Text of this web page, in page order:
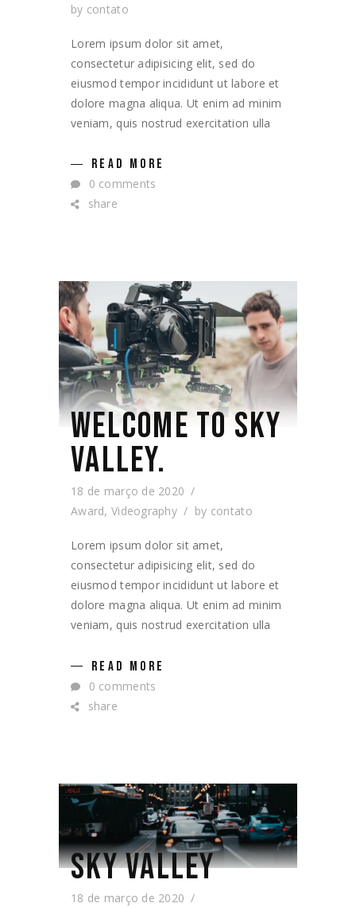
by contato
Lorem ipsum dolor sit amet,
consectetur adipisicing elit, sed do
eiusmod tempor incididunt ut labore et
dolore magna aliqua. Ut enim ad minim
veniam, quis nostrud exercitation ulla
READ MORE
0 comments
share
WELCOME TO SKY
VALLEY.
18 de março de 2020
Award, Videography by contato
Lorem ipsum dolor sit amet,
consectetur adipisicing elit, sed do
eiusmod tempor incididunt ut labore et
dolore magna aliqua. Ut enim ad minim
veniam, quis nostrud exercitation ulla
READ MORE
0 comments
share
SKY VALLEY
18 de março de 2020